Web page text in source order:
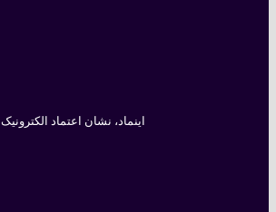
اینماد، نشان اعتماد الکترونیک